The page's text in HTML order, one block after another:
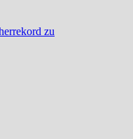
zu